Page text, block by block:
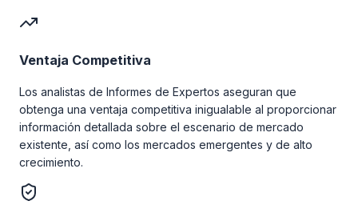
Ventaja Competitiva
Los analistas de Informes de Expertos aseguran que
obtenga una ventaja competitiva inigualable al proporcionar
información detallada sobre el escenario de mercado
existente, así como los mercados emergentes y de alto
crecimiento.